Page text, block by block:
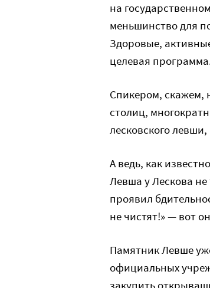
на
меньшинство для
Здоровые,
целевая
Спикером, скажем,
столиц,
лесковского
А ведь, как
Левша у Лескова
проявил
не чистят!» — вот
Памятник Левше
официальных
закупить